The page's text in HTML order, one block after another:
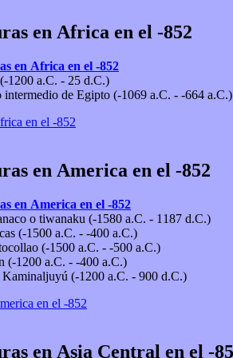
en Africa en el -852
en Africa en el -852
1200 a.C. - 25 d.C.)
intermedio de Egipto (-1069 a.C. - -664 a.C.)
en el -852
en America en el -852
en America en el -852
o tiwanaku (-1580 a.C. - 1187 d.C.)
(-1500 a.C. - -400 a.C.)
(-1500 a.C. - -500 a.C.)
(-1200 a.C. - -400 a.C.)
(-1200 a.C. - 900 d.C.)
en el -852
en Asia Central en el -